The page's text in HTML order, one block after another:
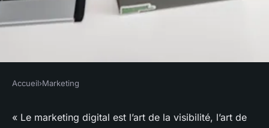
Les meilleures pratiques en
Accueil›Marketing
« Le marketing digital est l’art de la visibilité, l’art de